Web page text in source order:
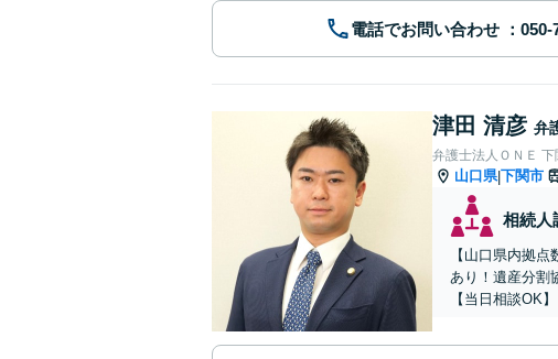
電話でお問い合わせ
津田 清彦 弁
弁護士法人ＯＮＥ 下
山口県|下関市
相続人
【山口県内拠
あり！遺産分割
【当日相談OK】